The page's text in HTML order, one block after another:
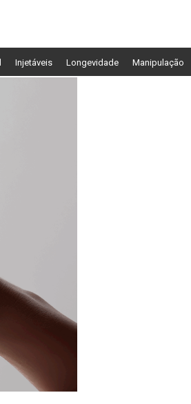
Injetáveis Longevidade Manipulação